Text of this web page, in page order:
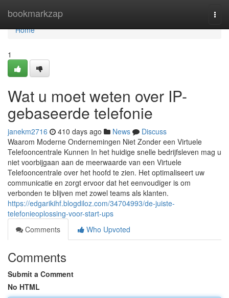
bookmarkzap
Home
Home
1
Wat u moet weten over IP-
gebaseerde telefonie
janekm2716 410 days ago News
Discuss
Waarom Moderne Ondernemingen Niet Zonder een Virtuele
Telefooncentrale Kunnen In het huidige snelle bedrijfsleven mag u
niet voorbijgaan aan de meerwaarde van een Virtuele
Telefooncentrale over het hoofd te zien. Het optimaliseert uw
communicatie en zorgt ervoor dat het eenvoudiger is om
verbonden te blijven met zowel teams als klanten.
https://edgarikihf.blogdiloz.com/34704993/de-juiste-
telefonieoplossing-voor-start-ups
Comments
Who Upvoted
Comments
Submit a Comment
No HTML